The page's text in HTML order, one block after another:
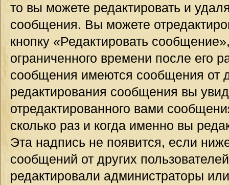
то вы можете редактировать и
сообщения. Вы можете
кнопку «Редактировать
ограниченного времени после его
сообщения имеются сообщения от
редактирования сообщения вы
отредактированного вами
сколько раз и когда именно вы
Эта надпись не появится, если
сообщений от других
редактировали администраторы